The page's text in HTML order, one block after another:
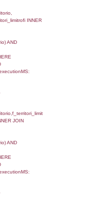
d2_autorizzazioni
IDArticoloComma,
'%d/%m/
FROM
INNER JOIN
= el_nazioni.IDStato